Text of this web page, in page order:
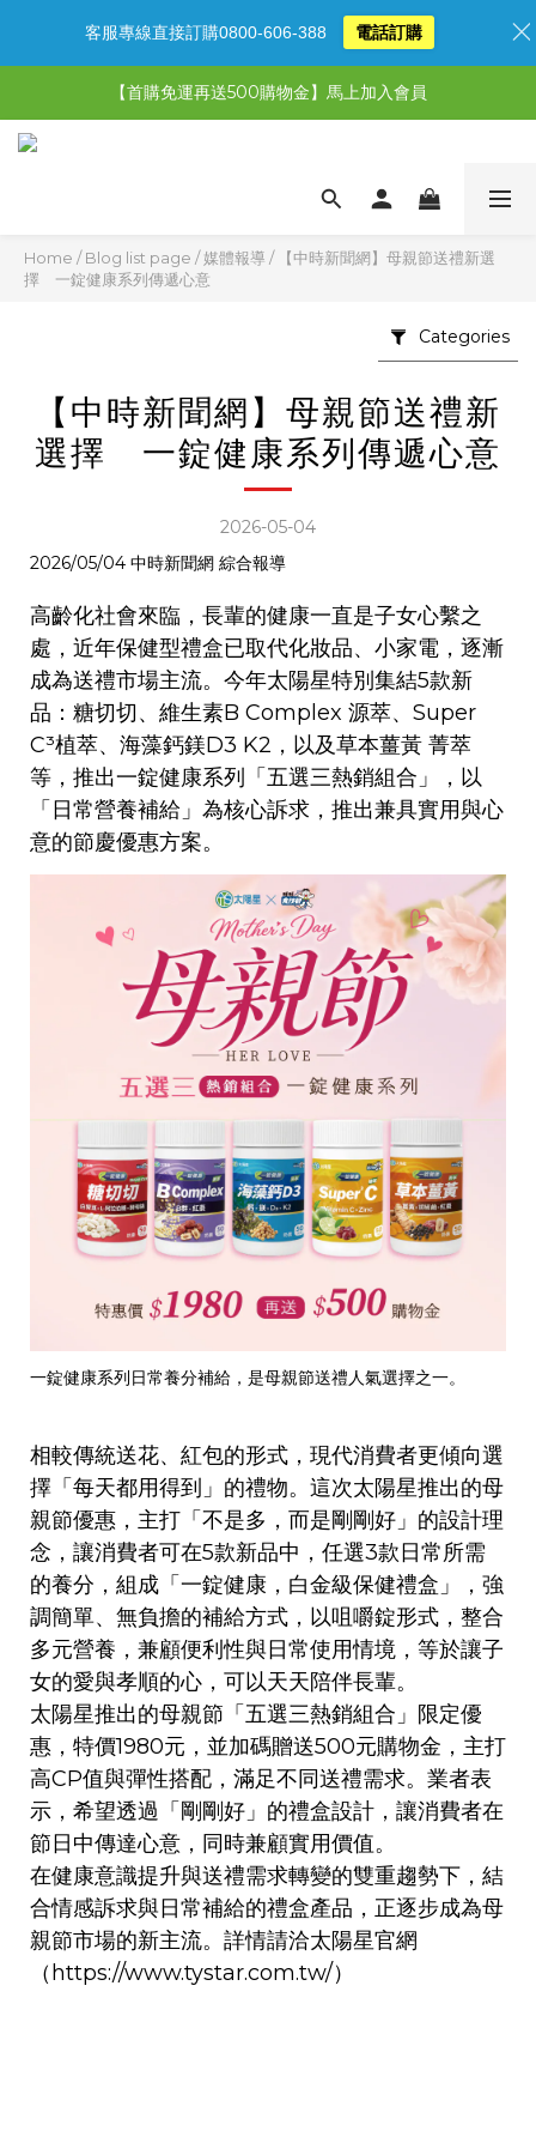
【限時特惠】全館滿1,000送500購物金！
【限時特惠】超值5選3，最高現省1,770元
【首購免運再送500購物金】馬上加入會員
Home /Blog list page /媒體報導 /
【中時新聞網】母親節送禮新選
擇 一錠健康系列傳遞心意
Categories
【中時新聞網】母親節送禮新
選擇 一錠健康系列傳遞心意
2026-05-04
2026/05/04 中時新聞網 綜合報導
高齡化社會來臨，長輩的健康一直是子女心繫之
處，近年保健型禮盒已取代化妝品、小家電，逐漸
成為送禮市場主流。今年太陽星特別集結5款新
品：糖切切、維生素B Complex 源萃、Super
C³植萃、海藻鈣鎂D3 K2，以及草本薑黃 菁萃
等，推出一錠健康系列「五選三熱銷組合」，以
「日常營養補給」為核心訴求，推出兼具實用與心
意的節慶優惠方案。
一錠健康系列日常養分補給，是母親節送禮人氣選擇之一。
相較傳統送花、紅包的形式，現代消費者更傾向選
擇「每天都用得到」的禮物。這次太陽星推出的母
親節優惠，主打「不是多，而是剛剛好」的設計理
念，讓消費者可在5款新品中，任選3款日常所需
的養分，組成「一錠健康，白金級保健禮盒」，強
調簡單、無負擔的補給方式，以咀嚼錠形式，整合
多元營養，兼顧便利性與日常使用情境，等於讓子
女的愛與孝順的心，可以天天陪伴長輩。
太陽星推出的母親節「五選三熱銷組合」限定優
惠，特價1980元，並加碼贈送500元購物金，主打
高CP值與彈性搭配，滿足不同送禮需求。業者表
示，希望透過「剛剛好」的禮盒設計，讓消費者在
節日中傳達心意，同時兼顧實用價值。
在健康意識提升與送禮需求轉變的雙重趨勢下，結
合情感訴求與日常補給的禮盒產品，正逐步成為母
親節市場的新主流。詳情請洽太陽星官網
（ https://www.tystar.com.tw/）
客服專線直接訂購0800-606-388 電話訂購